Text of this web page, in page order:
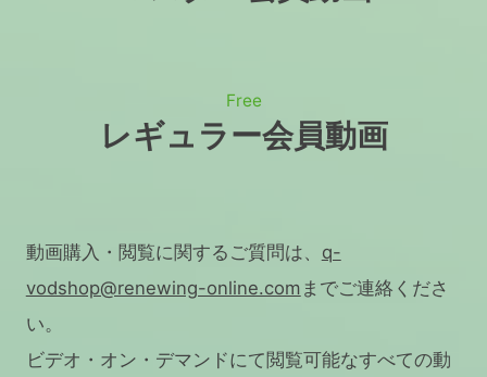
Free
レギュラー会員動画
動画購入・閲覧に関するご質問は、 q-
vodshop@renewing-online.com までご連絡くださ
い。
ビデオ・オン・デマンドにて閲覧可能なすべての動